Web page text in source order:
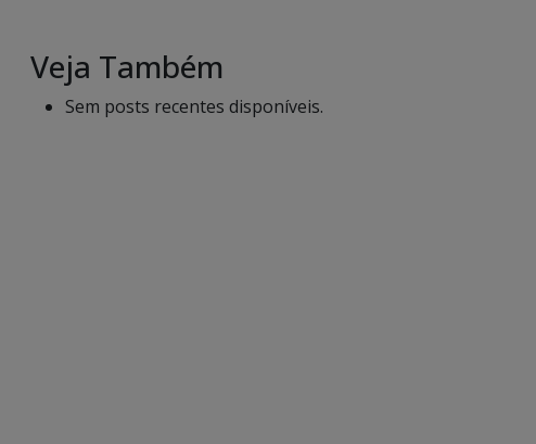
Veja Também
Sem posts recentes disponíveis.